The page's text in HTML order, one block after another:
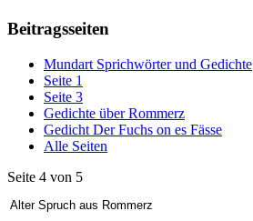
Beitragsseiten
Mundart Sprichwörter und Gedichte
Seite 1
Seite 3
Gedichte über Rommerz
Gedicht Der Fuchs on es Fässe
Alle Seiten
Seite 4 von 5
Alter Spruch aus Rommerz